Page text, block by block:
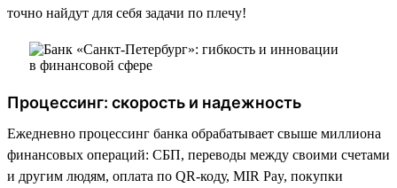
точно найдут для себя задачи по плечу!
Процессинг: скорость и надежность
Ежедневно процессинг банка обрабатывает свыше миллиона
финансовых операций: СБП, переводы между своими счетами
и другим людям, оплата по QR-коду, MIR Pay, покупки